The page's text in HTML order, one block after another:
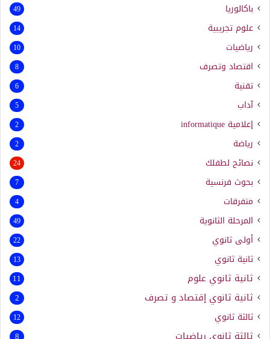
باكالوريا 49
علوم تجريبية 14
رياضيات 10
اقتصاد وتصرف 8
تقنية 6
آداب 5
إعلامية informatique
2
رياضة 2
نصائح لطفلك 24
بحوث فرنسية 7
متفرقات 4
المرحلة الثانوية 49
أولى ثانوي 22
ثانية ثانوي 13
ثانية ثانوي علوم 11
ثانية ثانوي إقتصاد و تصرف 2
ثالثة ثانوي 12